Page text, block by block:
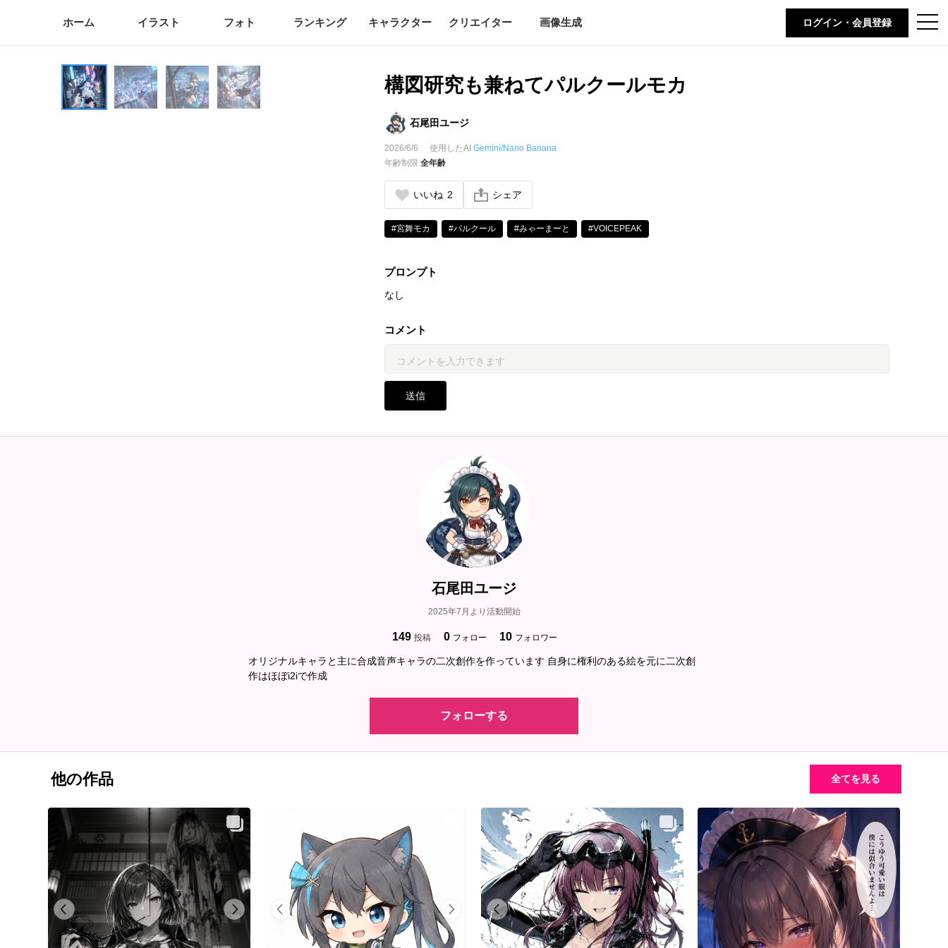
t
o
ホーム イラスト フォト ランキング キャラクター クリエイター 画像生成 ログイン・会員登録
構図研究も兼ねてパルクールモカ
石尾田ユージ
2026/6/6 使用したAIGemini/Nano Banana
年齢制限全年齢
いいね 2 シェア
#宮舞モカ #パルクール #みゃーまーと #VOICEPEAK
プロンプト
なし
コメント
送信
石尾田ユージ
2025年7月より活動開始
149 投稿 0 フォロー 10 フォロワー
オリジナルキャラと主に合成音声キャラの二次創作を作っています 自身に権利のある絵を元に二次創
作はほぼi2iで作成
フォローする
他の作品 全てを見る